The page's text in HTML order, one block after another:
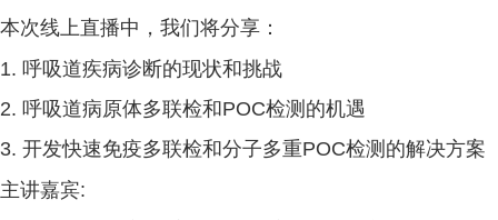
本次线上直播中，我们将分享：
1. 呼吸道疾病诊断的现状和挑战
2. 呼吸道病原体多联检和POC检测的机遇
3. 开发快速免疫多联检和分子多重POC检测的解决方案
主讲嘉宾: